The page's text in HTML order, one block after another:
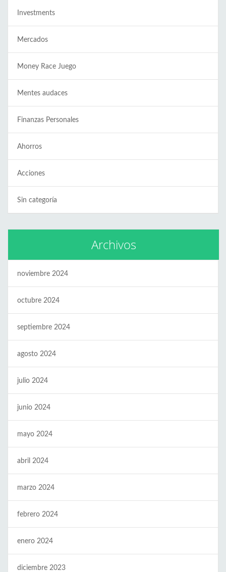
Investments
Mercados
Money Race Juego
Mentes audaces
Finanzas Personales
Ahorros
Acciones
Sin categoría
Archivos
noviembre 2024
octubre 2024
septiembre 2024
agosto 2024
julio 2024
junio 2024
mayo 2024
abril 2024
marzo 2024
febrero 2024
enero 2024
diciembre 2023